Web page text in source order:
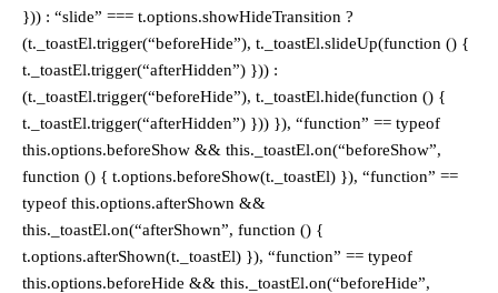
})) : “slide” === t.options.showHideTransition ?
(t._toastEl.trigger(“beforeHide”), t._toastEl.slideUp(function () {
t._toastEl.trigger(“afterHidden”) })) :
(t._toastEl.trigger(“beforeHide”), t._toastEl.hide(function () {
t._toastEl.trigger(“afterHidden”) })) }), “function” == typeof
this.options.beforeShow && this._toastEl.on(“beforeShow”,
function () { t.options.beforeShow(t._toastEl) }), “function” ==
typeof this.options.afterShown &&
this._toastEl.on(“afterShown”, function () {
t.options.afterShown(t._toastEl) }), “function” == typeof
this.options.beforeHide && this._toastEl.on(“beforeHide”,